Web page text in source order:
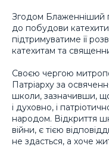
Згодом Блаженніший
до побудови
підтримуватиме її
катехитам та
Своєю чергою
Патріарху за
школи, зазначивши,
і духовно, і
народом. Відкриття
війни, є тією
не здасться, а хоче